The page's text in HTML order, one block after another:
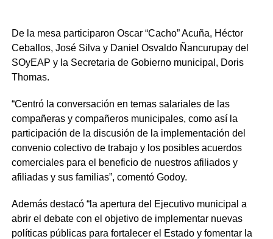
De la mesa participaron Oscar “Cacho” Acuña, Héctor
Ceballos, José Silva y Daniel Osvaldo Ñancurupay del
SOyEAP y la Secretaria de Gobierno municipal, Doris
Thomas.
“Centró la conversación en temas salariales de las
compañeras y compañeros municipales, como así la
participación de la discusión de la implementación del
convenio colectivo de trabajo y los posibles acuerdos
comerciales para el beneficio de nuestros afiliados y
afiliadas y sus familias”, comentó Godoy.
Además destacó “la apertura del Ejecutivo municipal a
abrir el debate con el objetivo de implementar nuevas
políticas públicas para fortalecer el Estado y fomentar la